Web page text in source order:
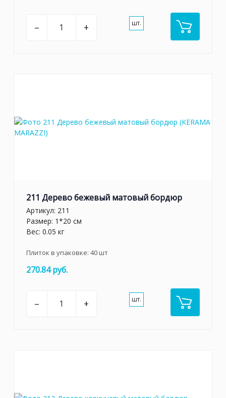
– + шт.
211 Дерево бежевый матовый бордюр
Артикул: 211
Размер: 1*20 см
Вес: 0.05 кг
Плиток в упаковке: 40шт
270.84 руб.
– + шт.